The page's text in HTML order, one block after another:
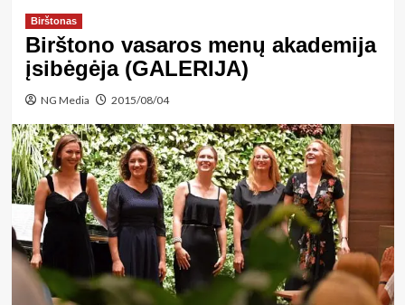
Birštonas
Birštono vasaros menų akademija
įsibėgėja (GALERIJA)
NG Media 2015/08/04